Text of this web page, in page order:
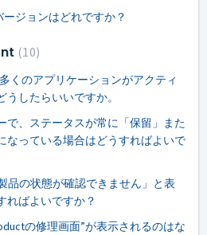
ージョンはどれですか？
10
くのアプリケーションがアクティ
したらいいですか。
で、ステータスが常に「保留」また
なっている場合はどうすればよいで
品の状態が確認できません」と表
ればよいですか？
の修理画面”が表示されるのはな